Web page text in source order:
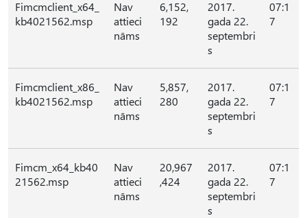
Fimcmclient_x64_
kb4021562.msp
Nav
attieci
nāms
6,152,
192
2017.
gada 22.
septembri
s
07:1
7
Fimcmclient_x86_
kb4021562.msp
Nav
attieci
nāms
5,857,
280
2017.
gada 22.
septembri
s
07:1
7
Fimcm_x64_kb40
21562.msp
Nav
attieci
nāms
20,967
,424
2017.
gada 22.
septembri
s
07:1
7